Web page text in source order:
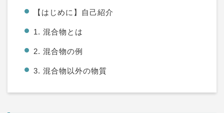
【はじめに】自己紹介
1. 混合物とは
2. 混合物の例
3. 混合物以外の物質